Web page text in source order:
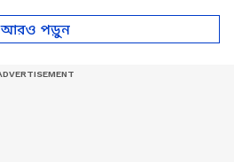
আজকের রাশিফল
আরও পড়ুন